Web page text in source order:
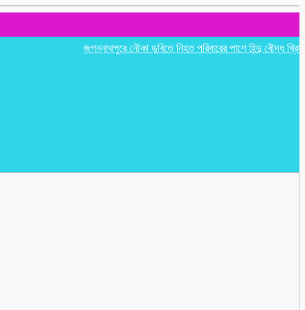
জগন্নাথপুরে নৌকা ডুবিতে নিহত পরিবারের পাশে হিন্দু বৌদ্ধ খ্রিস্টান